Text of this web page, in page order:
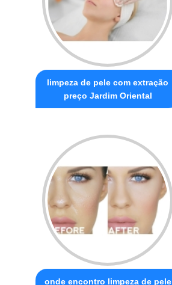
limpeza de pele com extração
preço Jardim Oriental
onde encontro limpeza de pele